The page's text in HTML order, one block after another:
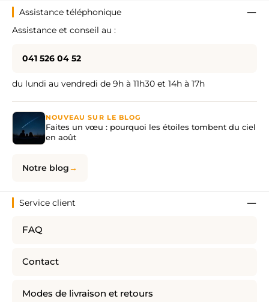
Assistance téléphonique
Assistance et conseil au :
041 526 04 52
du lundi au vendredi de 9h à 11h30 et 14h à 17h
NOUVEAU SUR LE BLOG
Faites un vœu : pourquoi les étoiles tombent du ciel
en août
Notre blog
Service client
FAQ
Contact
Modes de livraison et retours